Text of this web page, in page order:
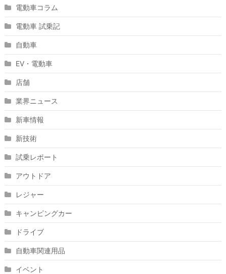
電動車コラム
電動車 試乗記
自動車
EV・電動車
店舗
業界ニュース
新車情報
新技術
試乗レポート
アウトドア
レジャー
キャンピングカー
ドライブ
自動車関連用品
イベント